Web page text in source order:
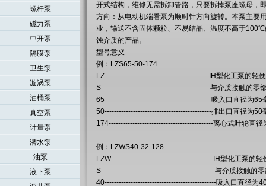
螺杆泵
磁力泵
中开泵
隔膜泵
卫生泵
漩涡泵
油桶泵
真空泵
计量泵
潜水泵
油泵
液下泵
开式结构，维修无需拆卸管路，只要拆掉泵座螺母，
方向：从电动机端看泵为顺时针方向旋转。本泵主要
业，输送不含固体颗粒、不易结晶、温度不高于
蚀介质的产品。
型号意义
例：LZS65-50-174
LZ--------------------------------------------IH型化工泵的轻
S----------------------------------------------与介质接触的零
65---------------------------------------------吸入口直径为65
50---------------------------------------------排出口直径为50
174--------------------------------------------离心式叶轮直径
例：LZWS40-32-128
LZW-------------------------------------------IH型化工泵的轻
S------------------------------------------------与介质接触的
40-----------------------------------------------吸入口直径为